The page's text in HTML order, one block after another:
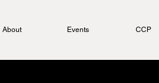
About Events CCP